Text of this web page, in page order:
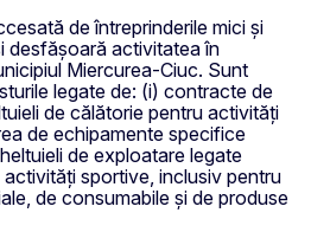
de întreprinderile mici și
desfășoară activitatea în
Miercurea-Ciuc. Sunt
legate de: (i) contracte de
de călătorie pentru activități
de echipamente specifice
de exploatare legate
sportive, inclusiv pentru
de consumabile și de produse